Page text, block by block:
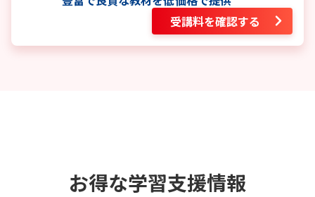
受講料を確認する
お得な学習支援情報